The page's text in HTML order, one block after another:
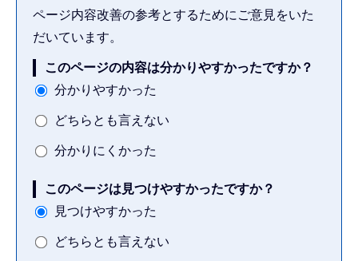
ページ内容改善の参考とするためにご意見をいた
だいています。
このページの内容は分かりやすかったですか？
分かりやすかった
どちらとも言えない
分かりにくかった
このページは見つけやすかったですか？
見つけやすかった
どちらとも言えない